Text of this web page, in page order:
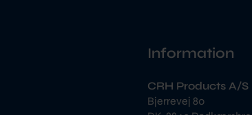
Information
CRH Products A/S
Bjerrevej 80